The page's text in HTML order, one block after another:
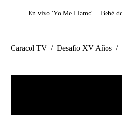
Juegos
En vivo 'Yo Me Llamo' Bebé
Caracol TV / Desafío XV Años /